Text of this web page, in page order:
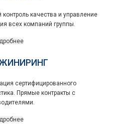
качества и управление
всех компаний группы.
сертифицированного
Прямые контракты с